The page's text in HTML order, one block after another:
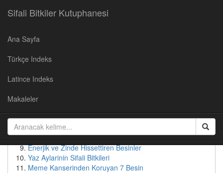
Sifali Bitkiler Kutuphanesi
Ana Sayfa
Türkçe Indeks
Latince Indeks
Makaleler
Cevizin Faydalari
Yaban Mersininin Faydaları
Patates suyunun faydaları
Bebeksi Bir Yüz İçin Doğal Çözümler
Tok Tutan Besinler
Enerjik ve Zinde Hissettiren Besinler
Yaz Aylarinin Sifali Bitkileri
Meme Kanserinden Koruyan 7 Besin